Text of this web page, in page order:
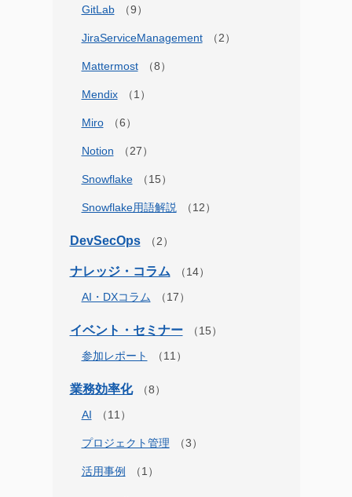
GitLab
JiraServiceManagement
Mattermost
Mendix
Miro
Notion
Snowflake
Snowflake用語解説
DevSecOps
ナレッジ・コラム
AI・DXコラム
イベント・セミナー
参加レポート
業務効率化
AI
プロジェクト管理
活用事例